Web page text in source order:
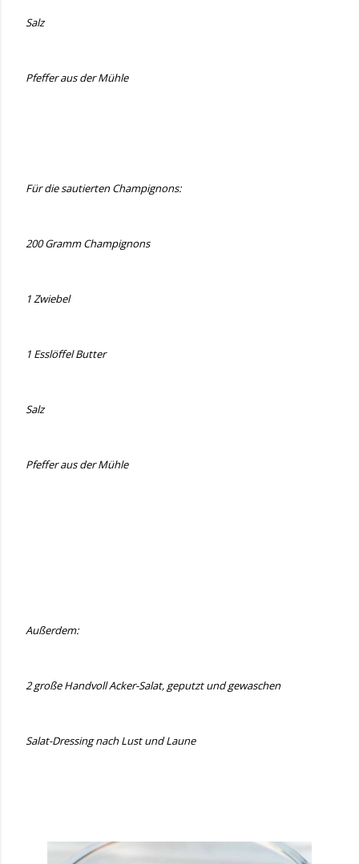
Salz
Pfeffer aus der Mühle
Für die sautierten Champignons:
200 Gramm Champignons
1 Zwiebel
1 Esslöffel Butter
Salz
Pfeffer aus der Mühle
Außerdem:
2 große Handvoll Acker-Salat, geputzt und gewaschen
Salat-Dressing nach Lust und Laune